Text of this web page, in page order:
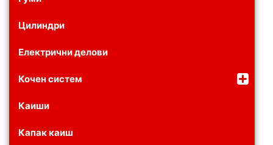
Цилиндри
Електрични делови
Кочен систем
Каиши
Капак каиш